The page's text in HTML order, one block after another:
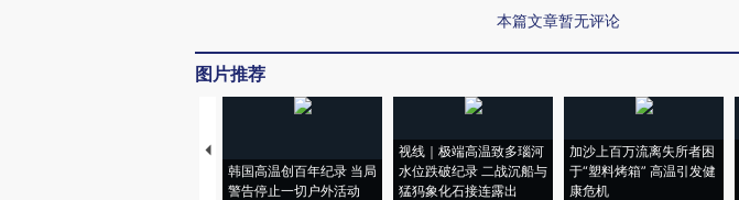
本篇文章暂无评论
图片推荐
韩国高温创百年纪录 当局
警告停止一切户外活动
视线｜极端高温致多瑙河
水位跌破纪录 二战沉船与
猛犸象化石接连露出
加沙上百万流离失所者困
于“塑料烤箱” 高温引发健
康危机